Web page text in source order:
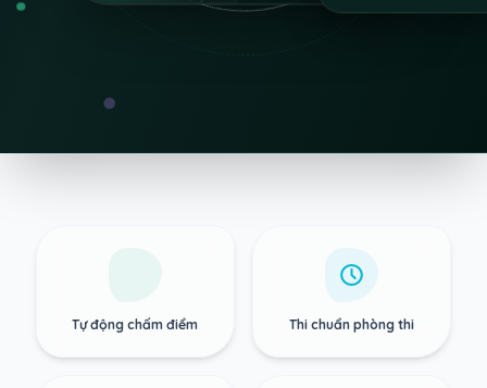
Tự động chấm điểm Thi chuẩn phòng thi